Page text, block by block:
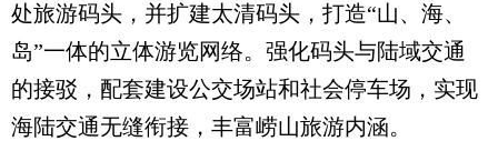
处旅游码头，并扩建太清码头，打造“山、海、
岛”一体的立体游览网络。强化码头与陆域交通
的接驳，配套建设公交场站和社会停车场，实现
海陆交通无缝衔接，丰富崂山旅游内涵。